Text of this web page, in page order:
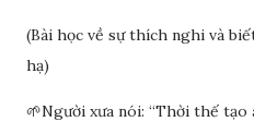
(Bài học về sự thích nghi và
hạ)
🌱Người xưa nói: “Thời thế tạo